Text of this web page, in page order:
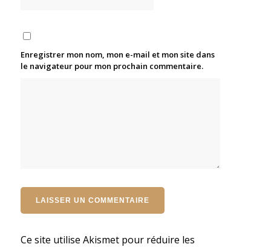
Enregistrer mon nom, mon e-mail et mon site dans
le navigateur pour mon prochain commentaire.
Ce site utilise Akismet pour réduire les